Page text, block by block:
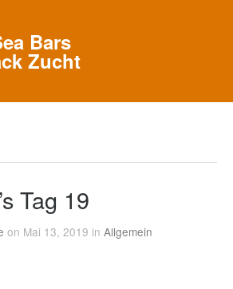
Tag 19
on Mai 13, 2019 inAllgemein